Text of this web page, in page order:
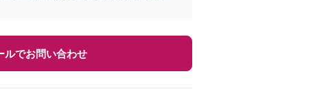
ルでお問い合わせ